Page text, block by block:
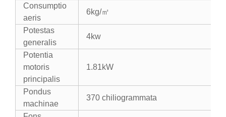
Consumptio
aeris
6kg/㎡
Potestas
generalis
4kw
Potentia
motoris
principalis
1.81kW
Pondus
machinae
370 chiliogrammata